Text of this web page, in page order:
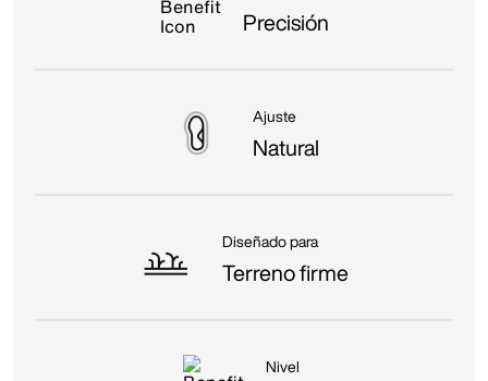
Precisión
Ajuste
Natural
Diseñado para
Terreno firme
Nivel